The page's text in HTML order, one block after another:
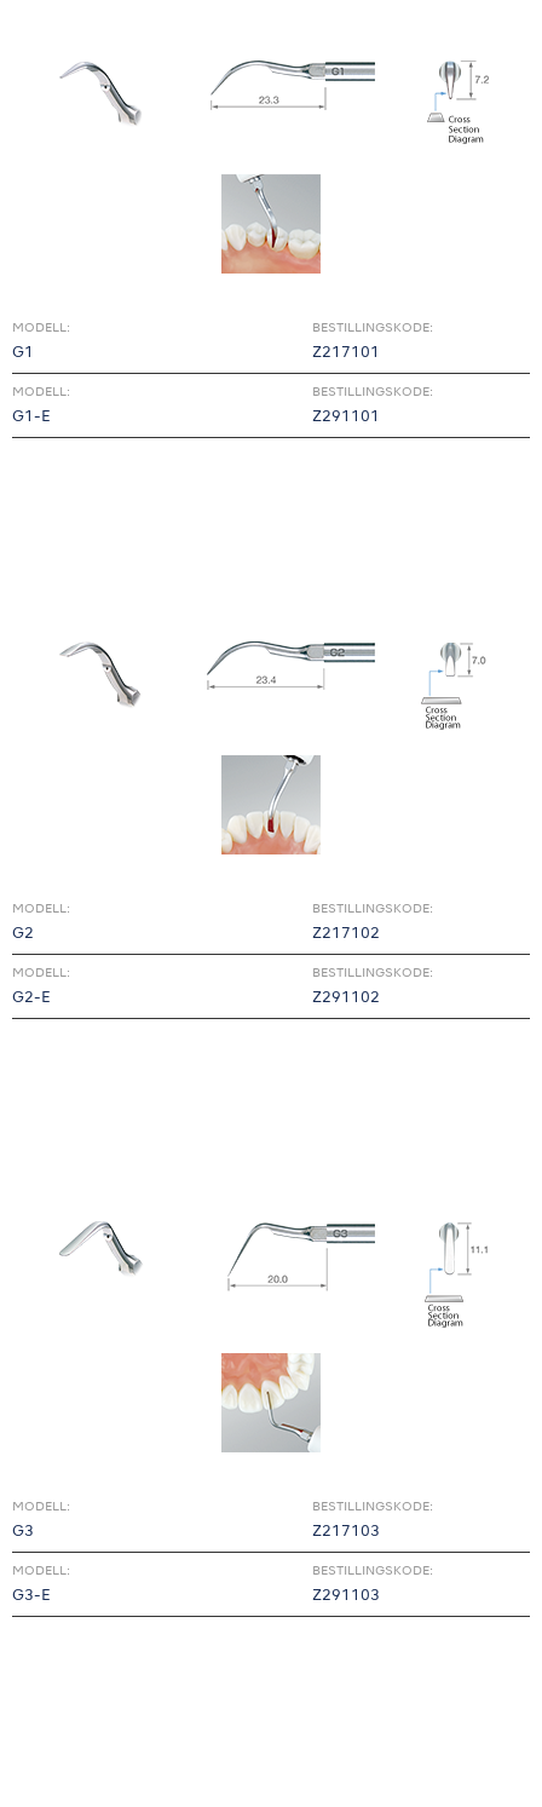
MODELL:
G1
BESTILLINGSKODE:
Z217101
MODELL:
G1-E
BESTILLINGSKODE:
Z291101
MODELL:
G2
BESTILLINGSKODE:
Z217102
MODELL:
G2-E
BESTILLINGSKODE:
Z291102
MODELL:
G3
BESTILLINGSKODE:
Z217103
MODELL:
G3-E
BESTILLINGSKODE:
Z291103